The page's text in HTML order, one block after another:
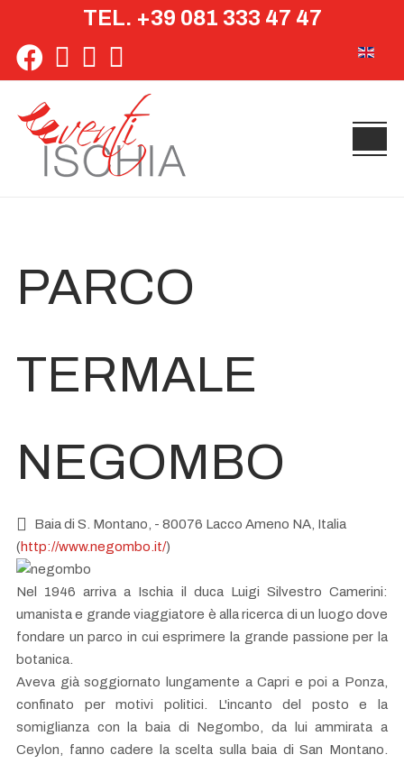
TEL. +39 081 333 47 47
PARCO
TERMALE
NEGOMBO
Baia di S. Montano, - 80076 Lacco Ameno NA, Italia
(http://www.negombo.it/)
Nel 1946 arriva a Ischia il duca Luigi Silvestro Camerini:
umanista e grande viaggiatore è alla ricerca di un luogo dove
fondare un parco in cui esprimere la grande passione per la
botanica.
Aveva già soggiornato lungamente a Capri e poi a Ponza,
confinato per motivi politici. L'incanto del posto e la
somiglianza con la baia di Negombo, da lui ammirata a
Ceylon, fanno cadere la scelta sulla baia di San Montano.